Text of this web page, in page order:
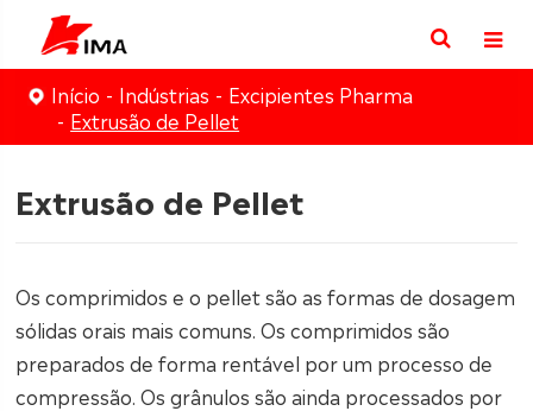
Início Indústrias
Excipientes Pharma
Extrusão de Pellet
Extrusão de Pellet
Os comprimidos e o pellet são as formas de dosagem
sólidas orais mais comuns. Os comprimidos são
preparados de forma rentável por um processo de
compressão. Os grânulos são ainda processados por